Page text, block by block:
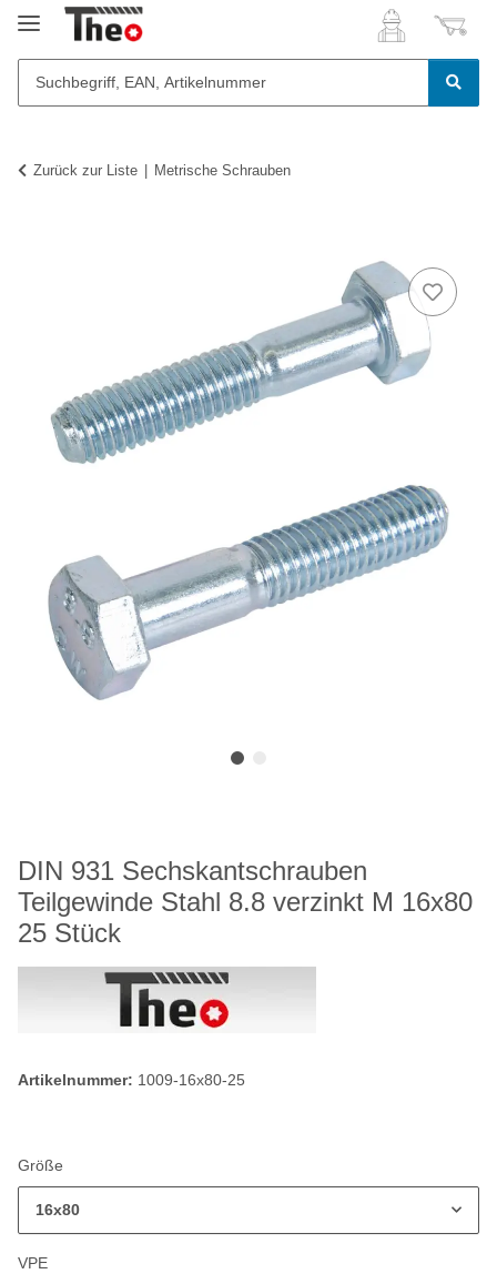
Zurück zur Liste Metrische Schrauben
DIN 931 Sechskantschrauben
Teilgewinde Stahl 8.8 verzinkt M 16x80
25 Stück
Artikelnummer: 1009-16x80-25
Größe
16x80
VPE